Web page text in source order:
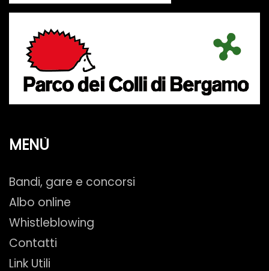
MENÙ
Bandi, gare e concorsi
Albo online
Whistleblowing
Contatti
Link Utili